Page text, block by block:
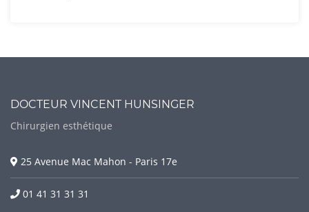
DOCTEUR VINCENT HUNSINGER
Chirurgien esthétique
25 Avenue Mac Mahon - Paris 17e
01 41 31 31 31